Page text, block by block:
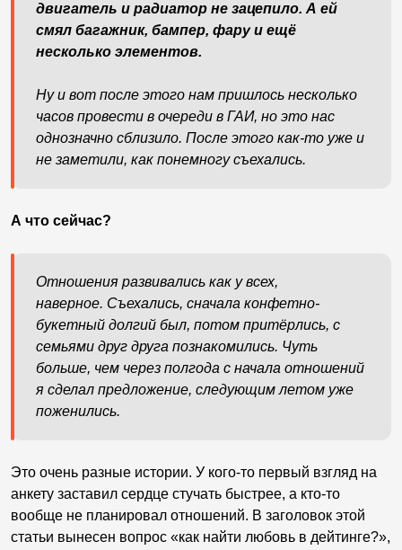
двигатель и радиатор не зацепило. А ей
смял багажник, бампер, фару и ещё
несколько элементов.
Ну и вот после этого нам пришлось несколько
часов провести в очереди в ГАИ, но это нас
однозначно сблизило. После этого как-то уже и
не заметили, как понемногу съехались.
А что сейчас?
Отношения развивались как у всех,
наверное. Съехались, сначала конфетно-
букетный долгий был, потом притёрлись, с
семьями друг друга познакомились. Чуть
больше, чем через полгода с начала отношений
я сделал предложение, следующим летом уже
поженились.
Это очень разные истории. У кого-то первый взгляд на
анкету заставил сердце стучать быстрее, а кто-то
вообще не планировал отношений. В заголовок этой
статьи вынесен вопрос «как найти любовь в дейтинге?»,